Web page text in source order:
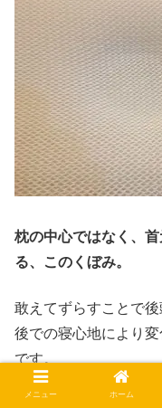
枕の中心ではなく、
る、このくぼみ。
敢えてずらすことで
後での寝心地により
です。
メニュー ホーム